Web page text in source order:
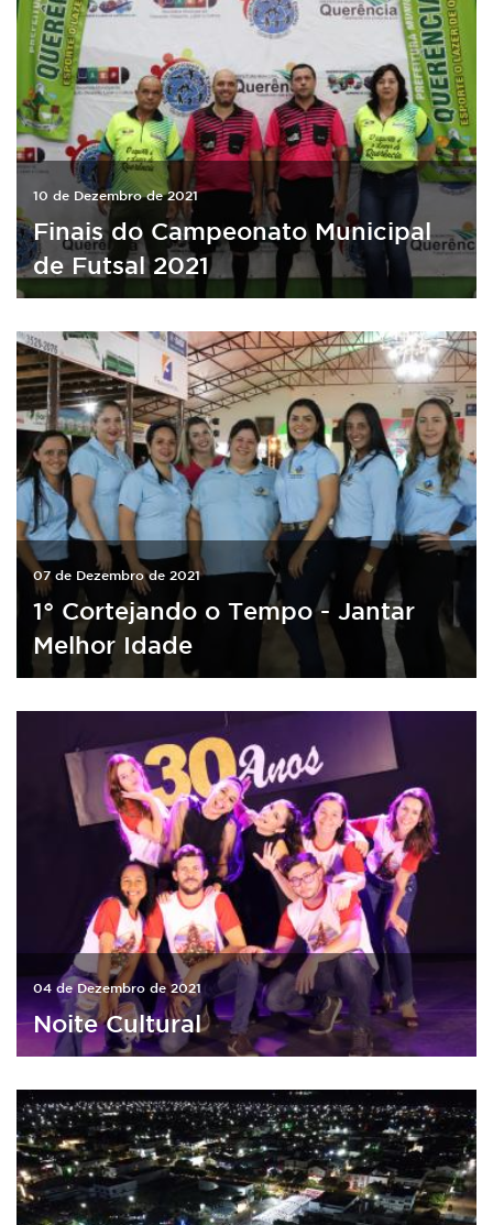
10 de Dezembro de 2021
Finais do Campeonato Municipal
de Futsal 2021
07 de Dezembro de 2021
1° Cortejando o Tempo - Jantar
Melhor Idade
04 de Dezembro de 2021
Noite Cultural